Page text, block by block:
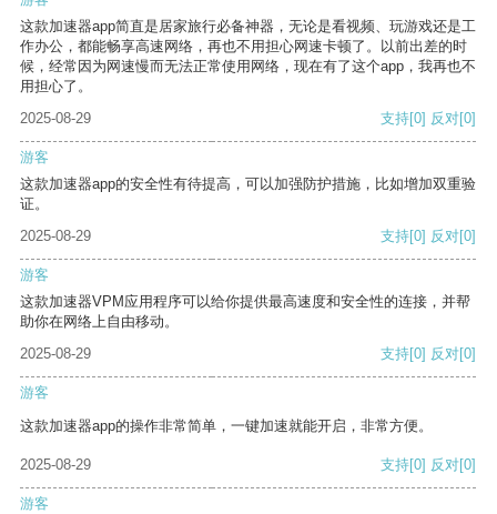
这款加速器app简直是居家旅行必备神器，无论是看视频、玩游戏还是工
作办公，都能畅享高速网络，再也不用担心网速卡顿了。以前出差的时
候，经常因为网速慢而无法正常使用网络，现在有了这个app，我再也不
用担心了。
2025-08-29
支持[0] 反对[0]
游客
这款加速器app的安全性有待提高，可以加强防护措施，比如增加双重验
证。
2025-08-29
支持[0] 反对[0]
游客
这款加速器VPM应用程序可以给你提供最高速度和安全性的连接，并帮
助你在网络上自由移动。
2025-08-29
支持[0] 反对[0]
游客
这款加速器app的操作非常简单，一键加速就能开启，非常方便。
2025-08-29 支持[0] 反对[0]
游客